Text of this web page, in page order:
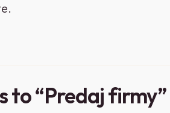
to “Predaj firmy”